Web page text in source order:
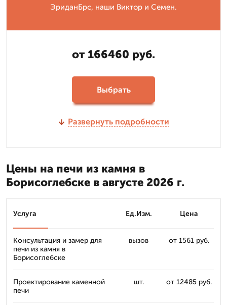
ЭриданБрс, наши Виктор и Семен.
от 166460 руб.
Выбрать
Развернуть подробности
Цены на печи из камня в
Борисоглебске в августе 2026 г.
Услуга Ед.Изм. Цена
Консультация и замер для
печи из камня в
Борисоглебске
вызов от 1561 руб.
Проектирование каменной
печи
шт. от 12485 руб.